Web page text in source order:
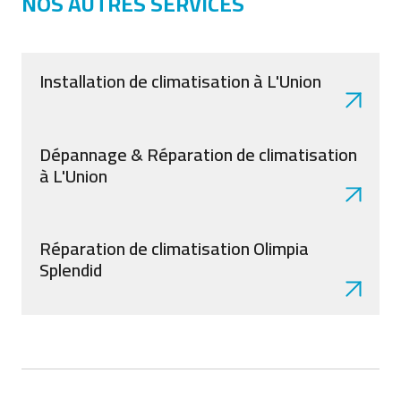
Installation de climatisation à L'Union
Dépannage & Réparation de climatisation
à L'Union
Réparation de climatisation Olimpia
Splendid